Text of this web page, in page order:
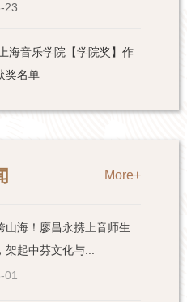
More+
山海！廖昌永携上音师生
起中芬文化与...
01